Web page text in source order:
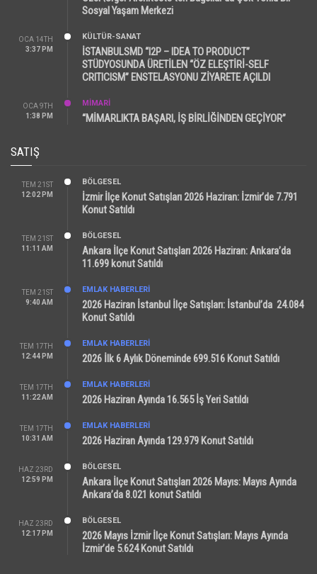
Sosyal Yaşam Merkezi
OCA 14TH
3:37 PM
KÜLTÜR-SANAT
İSTANBULSMD “I2P – IDEA TO PRODUCT”
STÜDYOSUNDA ÜRETİLEN “ÖZ ELEŞTİRİ-SELF
CRITICISM” ENSTELASYONU ZİYARETE AÇILDI
OCA 9TH
1:38 PM
MİMARİ
“MİMARLIKTA BAŞARI, İŞ BİRLİĞİNDEN GEÇİYOR”
SATIŞ
TEM 21ST
12:02 PM
BÖLGESEL
İzmir İlçe Konut Satışları 2026 Haziran: İzmir’de 7.791
Konut Satıldı
TEM 21ST
11:11 AM
BÖLGESEL
Ankara İlçe Konut Satışları 2026 Haziran: Ankara’da
11.699 konut Satıldı
TEM 21ST
9:40 AM
EMLAK HABERLERI
2026 Haziran İstanbul İlçe Satışları: İstanbul’da 24.084
Konut Satıldı
TEM 17TH
12:44 PM
EMLAK HABERLERI
2026 İlk 6 Aylık Döneminde 699.516 Konut Satıldı
TEM 17TH
11:22 AM
EMLAK HABERLERI
2026 Haziran Ayında 16.565 İş Yeri Satıldı
TEM 17TH
10:31 AM
EMLAK HABERLERI
2026 Haziran Ayında 129.979 Konut Satıldı
HAZ 23RD
12:59 PM
BÖLGESEL
Ankara İlçe Konut Satışları 2026 Mayıs: Mayıs Ayında
Ankara’da 8.021 konut Satıldı
HAZ 23RD
12:17 PM
BÖLGESEL
2026 Mayıs İzmir İlçe Konut Satışları: Mayıs Ayında
İzmir’de 5.624 Konut Satıldı